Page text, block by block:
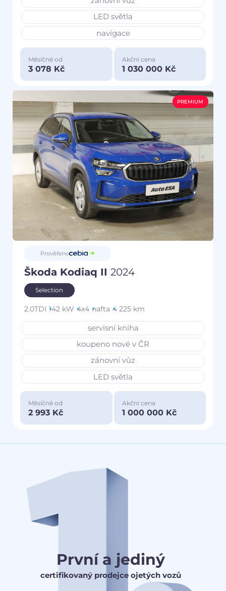
LED světla
navigace
Měsíčně od
3 078 Kč
Akční cena
1 030 000 Kč
PREMIUM
Prověřeno
Škoda Kodiaq II 2024
Selection
2.0TDI 142 kW 4x4 nafta 4 225 km
servisní kniha
koupeno nové v ČR
zánovní vůz
LED světla
Měsíčně od
2 993 Kč
Akční cena
1 000 000 Kč
První a jediný
certifikovaný prodejce ojetých vozů